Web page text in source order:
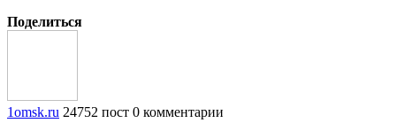
Поделиться
1omsk.ru 24752 пост 0 комментарии